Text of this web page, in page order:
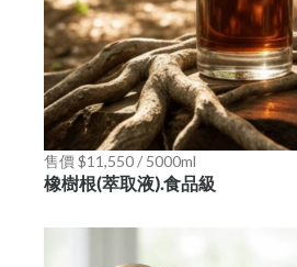
售價 $11,550 / 5000ml
橡樹根(萃取液).食品級